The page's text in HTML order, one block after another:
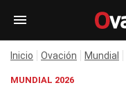
Inicio Ovación Mundial
MUNDIAL 2026